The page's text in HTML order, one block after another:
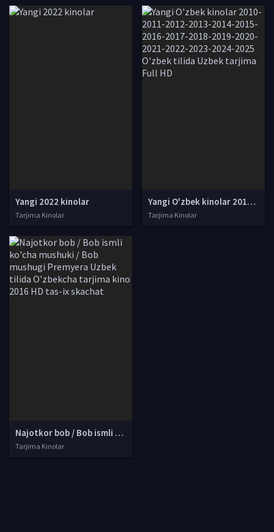
Yangi 2022 kinolar
Tarjima Kinolar
Yangi O'zbek kinolar 2010-2011-2012-2013-2014-2015-2016-2017-2018-2019-2020-2021-2022-2023-2024-2025 O'zbek tilida Uzbek tarjima Full HD
Tarjima Kinolar
Najotkor bob / Bob ismli ko'cha mushuki / Bob mushugi Premyera Uzbek tilida O'zbekcha tarjima kino 2016 HD tas-ix skachat
Tarjima Kinolar